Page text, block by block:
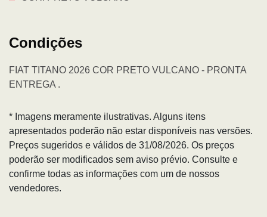
Condições
FIAT TITANO 2026 COR PRETO VULCANO - PRONTA
ENTREGA .
* Imagens meramente ilustrativas. Alguns itens
apresentados poderão não estar disponíveis nas versões.
Preços sugeridos e válidos de 31/08/2026. Os preços
poderão ser modificados sem aviso prévio. Consulte e
confirme todas as informações com um de nossos
vendedores.